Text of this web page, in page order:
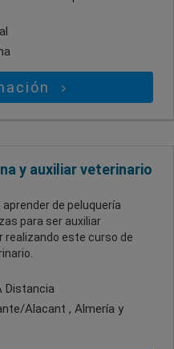
y auxiliar veterinario
de peluquería
para ser auxiliar
realizando este curso de
Distancia
Alacant , Almería y